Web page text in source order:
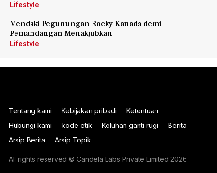
Lifestyle
Mendaki Pegunungan Rocky Kanada demi
Pemandangan Menakjubkan
Lifestyle
Tentang kami Kebijakan pribadi
Ketentuan
Hubungi kami
kode etik Keluhan ganti rugi
Berita
Arsip Berita
Arsip Topik
All rights reserved © Candela Labs Private Limited 2026